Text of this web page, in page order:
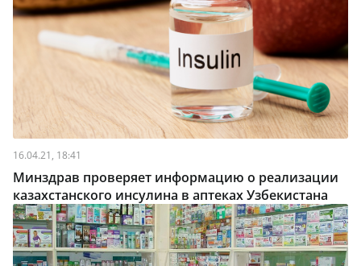
16.04.21, 18:41
Минздрав проверяет информацию о реализации
казахстанского инсулина в аптеках Узбекистана